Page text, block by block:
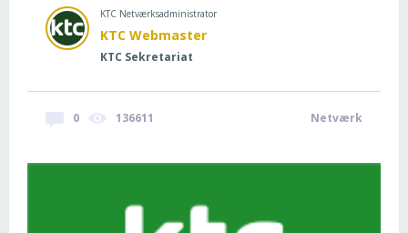
KTC Netværksadministrator
KTC Webmaster
KTC Sekretariat
0 136611 Netværk